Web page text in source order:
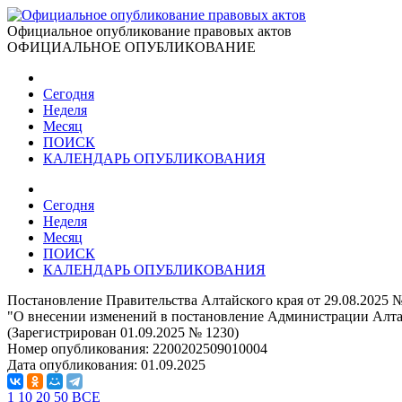
Официальное опубликование правовых актов
ОФИЦИАЛЬНОЕ ОПУБЛИКОВАНИЕ
Сегодня
Неделя
Месяц
ПОИСК
КАЛЕНДАРЬ ОПУБЛИКОВАНИЯ
Сегодня
Неделя
Месяц
ПОИСК
КАЛЕНДАРЬ ОПУБЛИКОВАНИЯ
Постановление Правительства Алтайского края от 29.08.2025
"О внесении изменений в постановление Администрации
(Зарегистрирован 01.09.2025 № 1230)
Номер опубликования: 2200202509010004
Дата опубликования: 01.09.2025
1 10 20 50 ВСЕ